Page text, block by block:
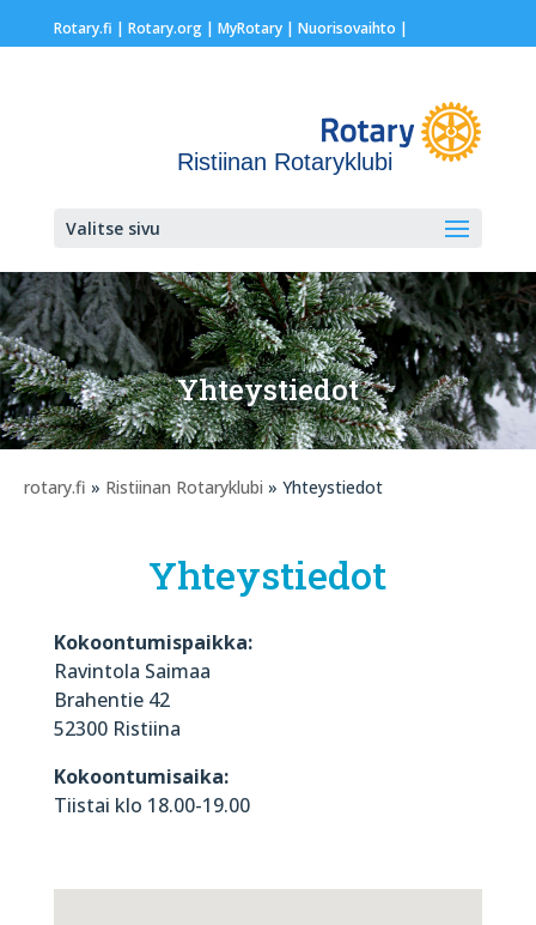
Rotary.fi | Rotary.org| MyRotary | Nuorisovaihto |
Ristiinan Rotaryklubi
Valitse sivu
Yhteystiedot
rotary.fi » Ristiinan Rotaryklubi » Yhteystiedot
Yhteystiedot
Kokoontumispaikka:
Ravintola Saimaa
Brahentie 42
52300 Ristiina
Kokoontumisaika:
Tiistai klo 18.00-19.00